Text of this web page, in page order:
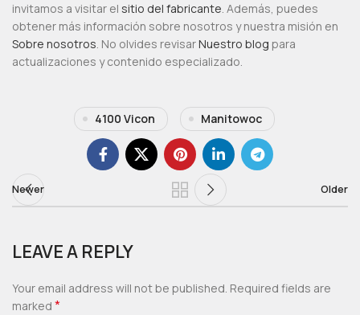
invitamos a visitar el sitio del fabricante. Además, puedes
obtener más información sobre nosotros y nuestra misión en
Sobre nosotros. No olvides revisarNuestro blog para
actualizaciones y contenido especializado.
4100 Vicon Manitowoc
Newer Older
LEAVE A REPLY
Your email address will not be published. Required fields are
marked *